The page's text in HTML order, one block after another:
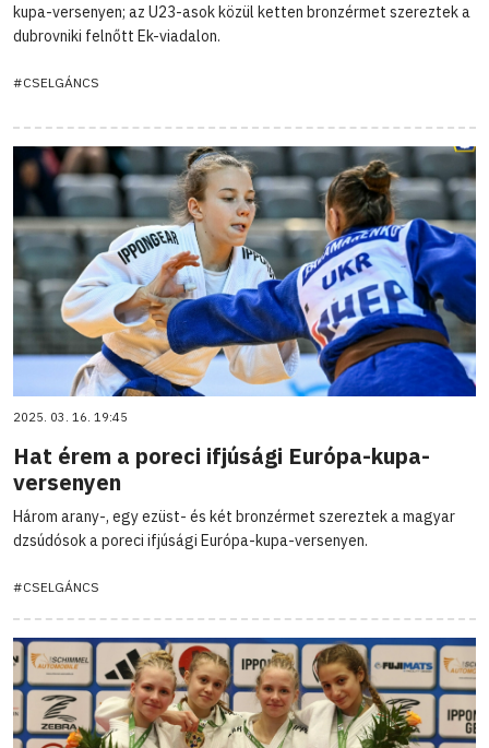
kupa-versenyen; az U23-asok közül ketten bronzérmet szereztek a
dubrovniki felnőtt Ek-viadalon.
#CSELGÁNCS
2025. 03. 16. 19:45
Hat érem a poreci ifjúsági Európa-kupa-
versenyen
Három arany-, egy ezüst- és két bronzérmet szereztek a magyar
dzsúdósok a poreci ifjúsági Európa-kupa-versenyen.
#CSELGÁNCS